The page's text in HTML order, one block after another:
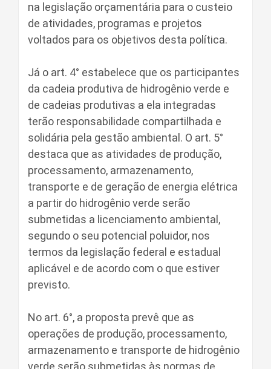
na legislação orçamentária para o custeio
de atividades, programas e projetos
voltados para os objetivos desta política.
Já o art. 4° estabelece que os participantes
da cadeia produtiva de hidrogênio verde e
de cadeias produtivas a ela integradas
terão responsabilidade compartilhada e
solidária pela gestão ambiental. O art. 5°
destaca que as atividades de produção,
processamento, armazenamento,
transporte e de geração de energia elétrica
a partir do hidrogênio verde serão
submetidas a licenciamento ambiental,
segundo o seu potencial poluidor, nos
termos da legislação federal e estadual
aplicável e de acordo com o que estiver
previsto.
No art. 6°, a proposta prevê que as
operações de produção, processamento,
armazenamento e transporte de hidrogênio
verde serão submetidas às normas de